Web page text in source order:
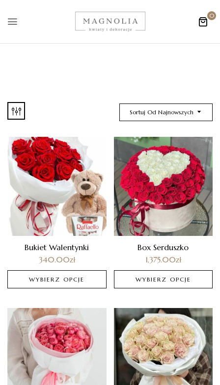
0
Sortuj Od Najnowszych
Bukiet Walentynki
340.00zł
WYBIERZ OPCJE
Box Serduszko
1,375.00zł
WYBIERZ OPCJE